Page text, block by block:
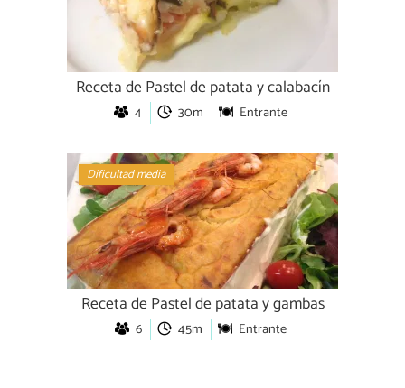
Receta de Pastel de patata y calabacín
4 30m Entrante
Dificultad media
Receta de Pastel de patata y gambas
6 45m Entrante